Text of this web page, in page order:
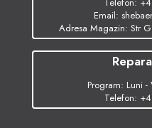
Email:
Adresa Magazin: Str
Program: Luni
Telefon: